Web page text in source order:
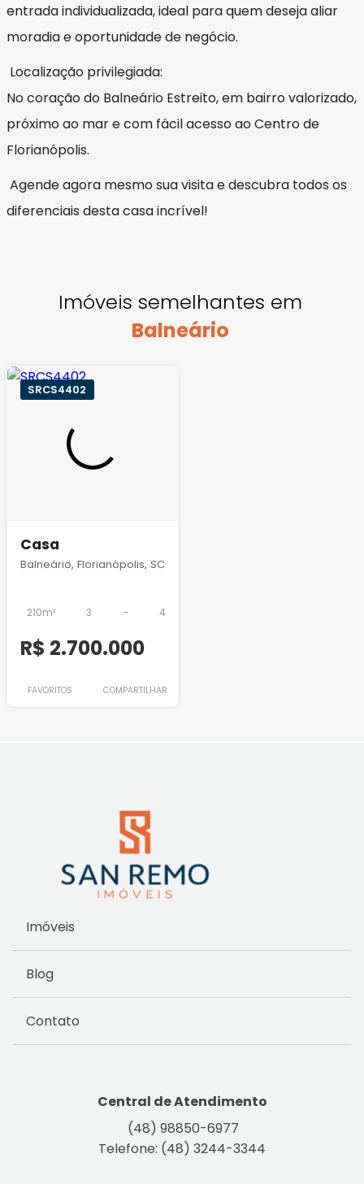
entrada individualizada, ideal para quem deseja aliar
moradia e oportunidade de negócio.
Localização privilegiada:
No coração do Balneário Estreito, em bairro valorizado,
próximo ao mar e com fácil acesso ao Centro de
Florianópolis.
Agende agora mesmo sua visita e descubra todos os
diferenciais desta casa incrível!
Imóveis semelhantes em
Balneário
SRCS4402
Casa
Balneário, Florianópolis, SC
210m² 3 - 4
R$ 2.700.000
FAVORITOS COMPARTILHAR
Imóveis
Blog
Contato
Central de Atendimento
(48) 98850-6977
Telefone: (48) 3244-3344